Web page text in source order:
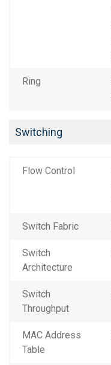
Ring
Switching
Flow Control
Switch Fabric
Switch
Architecture
Switch
Throughput
MAC Address
Table